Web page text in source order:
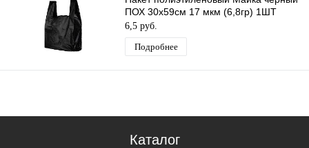
ПОХ 30х59см 17 мкм (6,8гр) 1ШТ
6,5 руб.
Подробнее
Каталог